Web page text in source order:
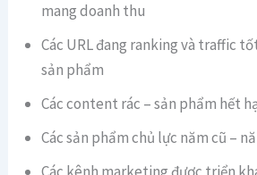
mang doanh thu
Các URL đang ranking và traffic
sản phẩm
Các content rác – sản phẩm hết
Các sản phẩm chủ lực năm cũ –